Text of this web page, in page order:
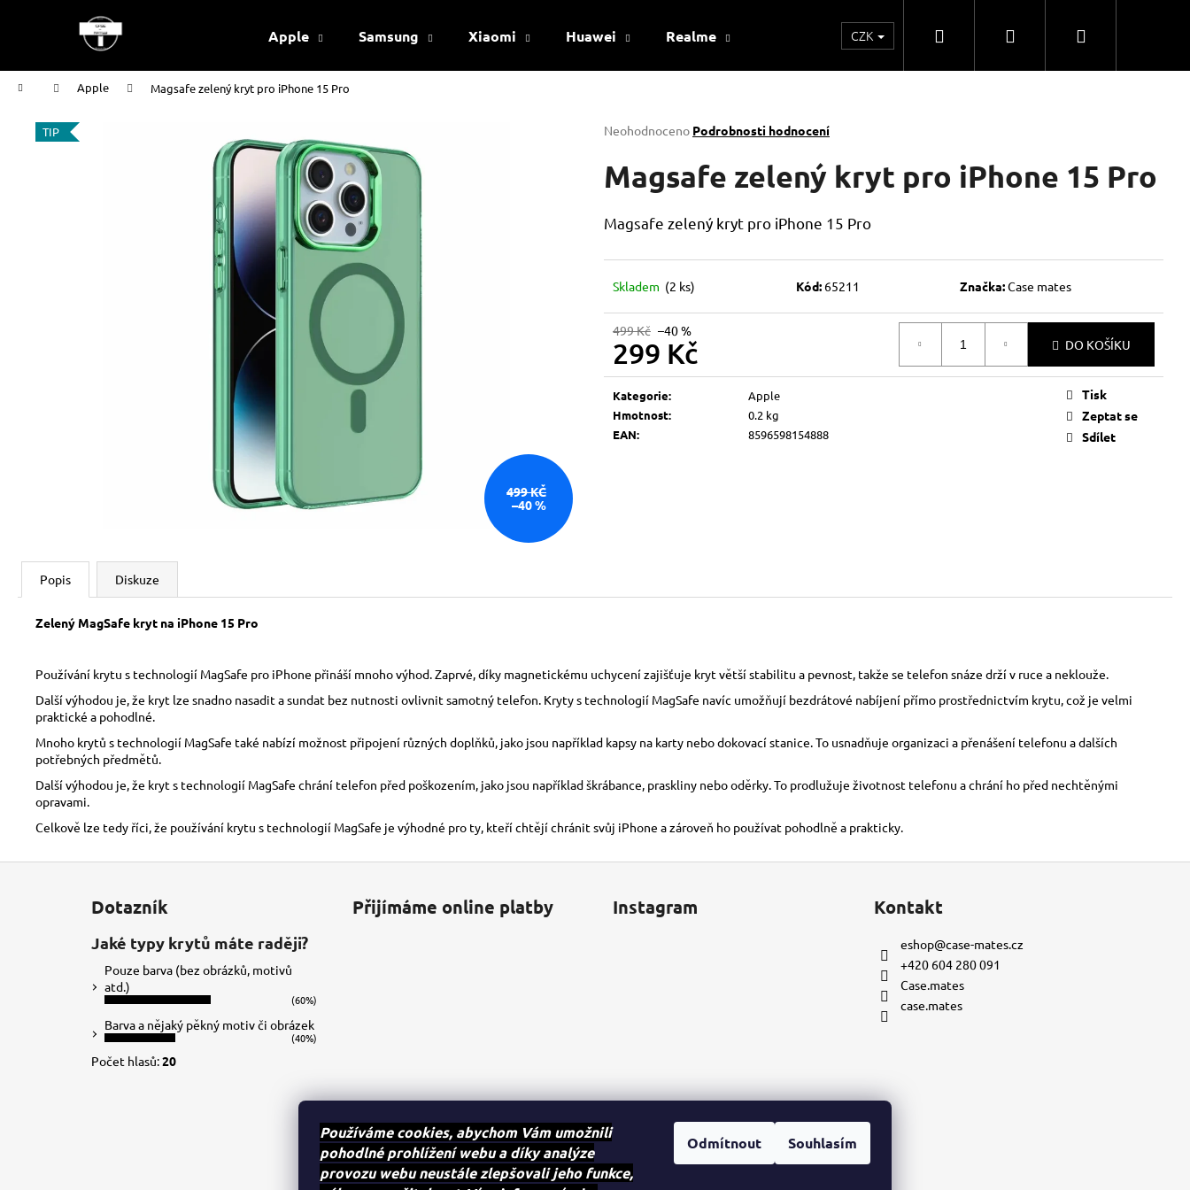
Používáme cookies, abychom Vám umožnili
pohodlné prohlížení webu a díky analýze
provozu webu neustále zlepšovali jeho funkce,
Odmítnout Souhlasím
Apple Samsung Xiaomi Huawei Realme Kontakty Obchodní spolupráce
CZK Hledat PřihlášeníNákupní
Domů Apple Magsafe zelený kryt pro iPhone 15 Pro
Průměrné
produktu
je
5
Neohodnoceno Podrobnosti hodnocení
Magsafe zelený kryt pro iPhone 15 Pro
Magsafe zelený kryt pro iPhone 15 Pro
Skladem (2 ks) Kód: 65211 Značka:Case mates
499 Kč –40 %
299 Kč
Měrná
cena:
DO KOŠÍKU
Kategorie:
Apple
Hmotnost:
0.2 kg
EAN: 8596598154888
Tisk
Zeptat se
Sdílet
TIP
499 KČ
–40 %
Popis Diskuze
Zelený MagSafe kryt na iPhone 15 Pro
Používání krytu s technologií MagSafe pro iPhone přináší mnoho výhod. Zaprvé, díky magnetickému uchycení zajišťuje kryt větší stabilitu a pevnost, takže se telefon snáze drží v ruce a neklouže.
Další výhodou je, že kryt lze snadno nasadit a sundat bez nutnosti ovlivnit samotný telefon. Kryty s technologií MagSafe navíc umožňují bezdrátové nabíjení přímo prostřednictvím krytu, což je velmi
praktické a pohodlné.
Mnoho krytů s technologií MagSafe také nabízí možnost připojení různých doplňků, jako jsou například kapsy na karty nebo dokovací stanice. To usnadňuje organizaci a přenášení telefonu a dalších
potřebných předmětů.
Další výhodou je, že kryt s technologií MagSafe chrání telefon před poškozením, jako jsou například škrábance, praskliny nebo oděrky. To prodlužuje životnost telefonu a chrání ho před nechtěnými
opravami.
Celkově lze tedy říci, že používání krytu s technologií MagSafe je výhodné pro ty, kteří chtějí chránit svůj iPhone a zároveň ho používat pohodlně a prakticky.
í
Zpět
do
obchodu
Zpět
do
obchodu
HLEDAT
Dotazník
Jaké typy krytů máte raději?
Pouze barva (bez obrázků, motivů
atd.)
(60%)
Barva a nějaký pěkný motiv či obrázek
(40%)
Počet hlasů:20
Přijímáme online platby Instagram Kontakt
eshop@case-mates.cz
+420 604 280 091
Case.mates
case.mates